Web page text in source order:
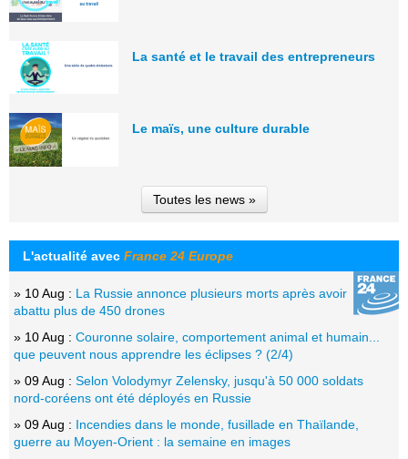
La santé et le travail des entrepreneurs
Le maïs, une culture durable
Toutes les news »
L'actualité avec France 24 Europe
» 10 Aug : La Russie annonce plusieurs morts après avoir
abattu plus de 450 drones
» 10 Aug : Couronne solaire, comportement animal et humain...
que peuvent nous apprendre les éclipses ? (2/4)
» 09 Aug : Selon Volodymyr Zelensky, jusqu'à 50 000 soldats
nord-coréens ont été déployés en Russie
» 09 Aug : Incendies dans le monde, fusillade en Thaïlande,
guerre au Moyen-Orient : la semaine en images